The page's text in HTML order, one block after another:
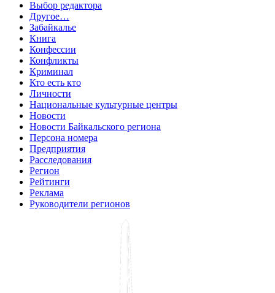
Выбор редактора
Другое…
Забайкалье
Книга
Конфессии
Конфликты
Криминал
Кто есть кто
Личности
Национальные культурные центры
Новости
Новости Байкальского региона
Персона номера
Предприятия
Расследования
Регион
Рейтинги
Реклама
Руководители регионов